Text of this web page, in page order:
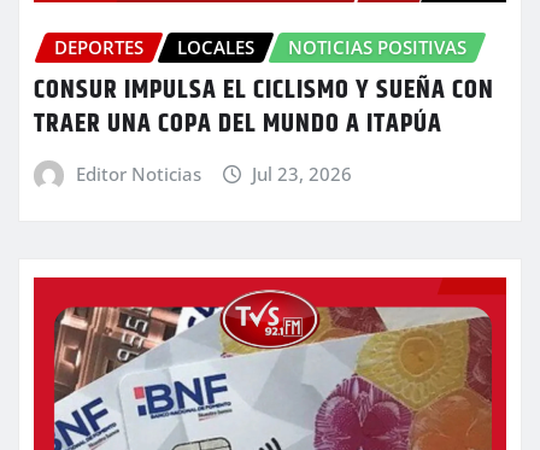
DEPORTES LOCALES NOTICIAS POSITIVAS
CONSUR IMPULSA EL CICLISMO Y SUEÑA CON
TRAER UNA COPA DEL MUNDO A ITAPÚA
Editor Noticias Jul 23, 2026